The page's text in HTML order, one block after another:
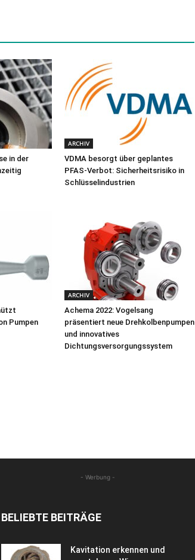
in der
ARCHIV
VDMA besorgt über geplantes
PFAS-Verbot: Sicherheitsrisiko in
Schlüsselindustrien
Pumpen
ARCHIV
Achema 2022: Vogelsang
präsentiert neue Drehkolbenpumpen
und innovatives
Dichtungsversorgungssystem
- Werbung -
BELIEBTE BEITRÄGE
Kavitation erkennen und